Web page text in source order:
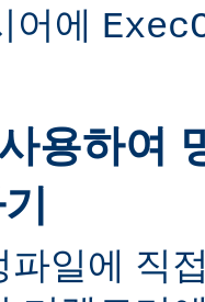
어에
용하여
파일에 직